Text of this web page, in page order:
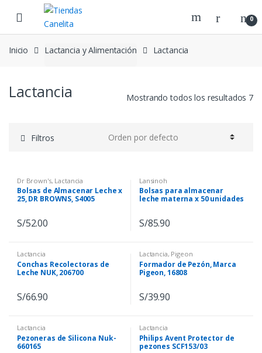
Skip to navigation
Skip to content
0
Inicio Lactancia y Alimentación Lactancia
Lactancia Mostrando todos los resultados 7
Filtros
Dr Brown's, Lactancia
Bolsas de Almacenar Leche x
25, DR BROWNS, S4005
S/52.00
Lansinoh
Bolsas para almacenar
leche materna x 50 unidades
S/85.90
Lactancia
Conchas Recolectoras de
Leche NUK, 206700
S/66.90
Lactancia, Pigeon
Formador de Pezón, Marca
Pigeon, 16808
S/39.90
Lactancia
Pezoneras de Silicona Nuk-
660165
Lactancia
Philips Avent Protector de
pezones SCF153/03